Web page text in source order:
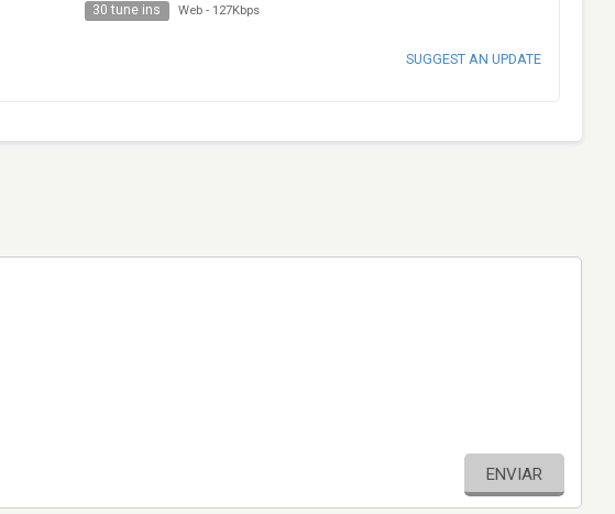
30 tune ins Web - 127Kbps
SUGGEST AN UPDATE
ENVIAR